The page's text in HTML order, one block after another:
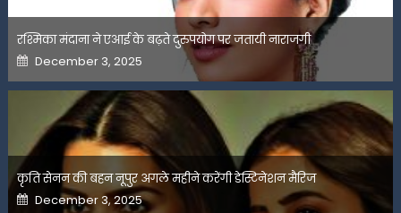
रश्मिका मंदाना ने एआई के बढ़ते दुरुपयोग पर जतायी नाराजगी
Posted
on
December 3, 2025
कृति सेनन की बहन नूपुर अगले महीने करेंगी डेस्टिनेशन मैरिज
Posted
on
December 3, 2025